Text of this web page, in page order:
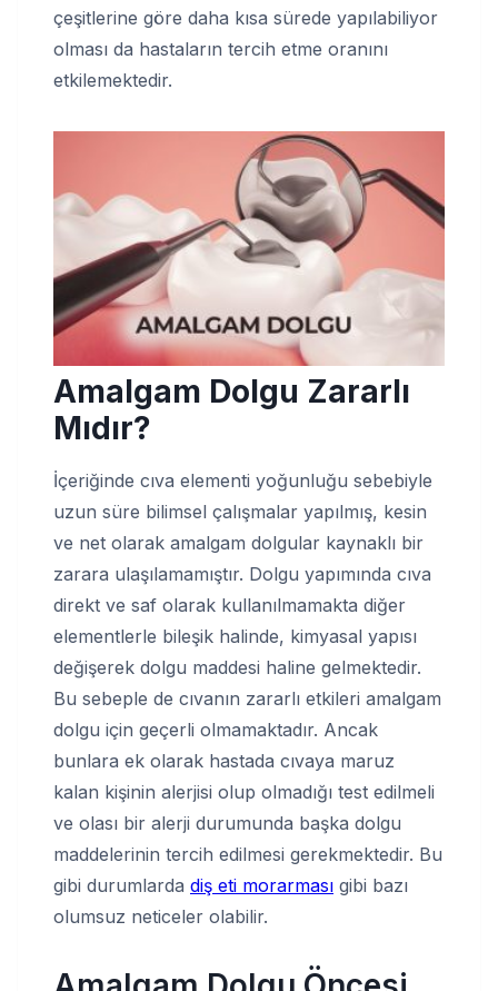
çeşitlerine göre daha kısa sürede yapılabiliyor
olması da hastaların tercih etme oranını
etkilemektedir.
Amalgam Dolgu Zararlı
Mıdır?
İçeriğinde cıva elementi yoğunluğu sebebiyle
uzun süre bilimsel çalışmalar yapılmış, kesin
ve net olarak amalgam dolgular kaynaklı bir
zarara ulaşılamamıştır. Dolgu yapımında cıva
direkt ve saf olarak kullanılmamakta diğer
elementlerle bileşik halinde, kimyasal yapısı
değişerek dolgu maddesi haline gelmektedir.
Bu sebeple de cıvanın zararlı etkileri amalgam
dolgu için geçerli olmamaktadır. Ancak
bunlara ek olarak hastada cıvaya maruz
kalan kişinin alerjisi olup olmadığı test edilmeli
ve olası bir alerji durumunda başka dolgu
maddelerinin tercih edilmesi gerekmektedir. Bu
gibi durumlarda diş eti morarması gibi bazı
olumsuz neticeler olabilir.